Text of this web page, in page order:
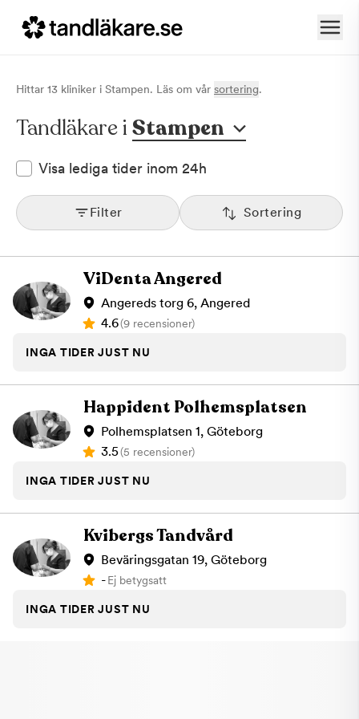
Hittar 13 kliniker i Stampen. Läs om vår sortering.
Tandläkare i Stampen
Visa lediga tider inom 24h
Filter Sortering
ViDenta Angered
Angereds torg 6, Angered
4.6(9 recensioner)
INGA TIDER JUST NU
Happident Polhemsplatsen
Polhemsplatsen 1, Göteborg
3.5(5 recensioner)
INGA TIDER JUST NU
Kvibergs Tandvård
Beväringsgatan 19, Göteborg
-Ej betygsatt
INGA TIDER JUST NU